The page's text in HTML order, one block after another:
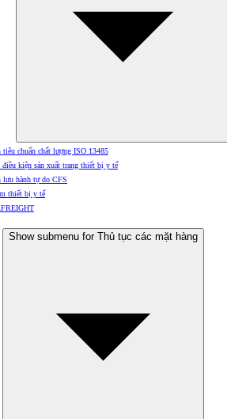
tiêu chuẩn chất lượng ISO 13485
điều kiện sản xuất trang thiết bị y tế
lưu hành tự do CFS
thiết bị y tế
Show submenu for Thủ tục các mặt hàng